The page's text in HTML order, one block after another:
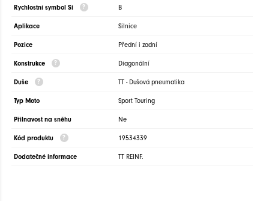
Rychlostní symbol Si B
Aplikace Silnice
Pozice Přední i zadní
Konstrukce Diagonální
Duše TT - Dušová pneumatika
Typ Moto Sport Touring
Přilnavost na sněhu Ne
Kód produktu 19534339
Dodatečné informace TT REINF.